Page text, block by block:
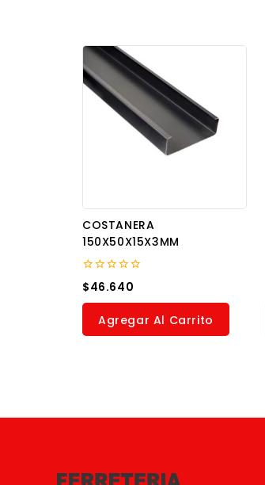
COSTANERA
150X50X15X3MM
0
out
of
$46.640
Agregar Al Carrito